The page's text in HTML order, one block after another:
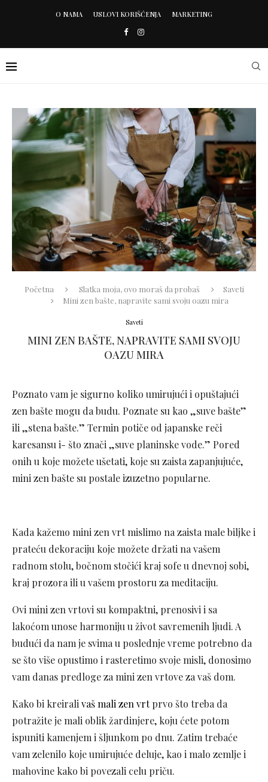
O NAMA USLOVI KORIŠĆENJA MARKETING
Početna Slatka moja, ovo moraš da probaš
Saveti
Mini zen bašte, napravite sami svoju oazu mira
Saveti
MINI ZEN BAŠTE, NAPRAVITE SAMI SVOJU
OAZU MIRA
Poznato vam je sigurno koliko umirujući i opuštajući
zen bašte mogu da budu. Poznate su kao „suve bašte”
ili „stena bašte.” Termin potiče od japanske reči
karesansu i- što znači „suve planinske vode.” Pored
onih u koje možete ušetati, koje su zaista zapanjujuće,
mini zen bašte su postale izuzetno popularne.
Kada kažemo mini zen vrt mislimo na zaista male biljke i
prateću dekoraciju koje možete držati na vašem
radnom stolu, bočnom stočići kraj sofe u dnevnoj sobi,
kraj prozora ili u vašem prostoru za meditaciju.
Ovi mini zen vrtovi su kompaktni, prenosivi i sa
lakoćom unose harmoniju u život savremenih ljudi. A
budući da nam je svima u poslednje vreme potrebno da
se što više opustimo i rasteretimo svoje misli, donosimo
vam danas predloge za mini zen vrtove za vaš dom.
Kako bi kreirali vaš mali zen vrtprvo što treba da
potražite je mali oblik žardinjere, koju ćete potom
ispuniti kamenjem i šljunkom po dnu. Zatim trebaće
vam zelenilo koje umirujuće deluje, kao i malo zemlje i
mahovine kako bi povezali celu priču.